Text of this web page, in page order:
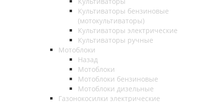
Культиваторы бензиновые
(мотокультиваторы)
Культиваторы электрические
Культиваторы ручные
Мотоблоки
Назад
Мотоблоки
Мотоблоки бензиновые
Мотоблоки дизельные
Газонокосилки электрические